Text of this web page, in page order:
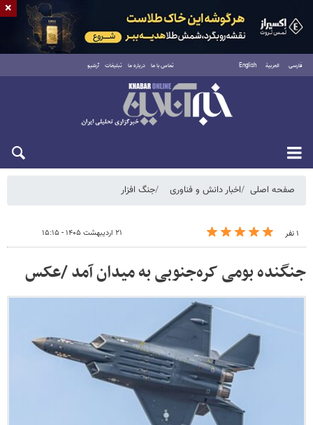
فارسی العربية English تماس با ما درباره ما تبلیغات آرشیو
جمعه ۱۶ مرداد ۱۴۰۵
صفحه اصلی اخبار دانش و فناوری جنگ افزار
۱ نفر ۲۱ اردیبهشت ۱۴۰۵ - ۱۵:۱۵
جنگنده بومی کره‌جنوبی به میدان آمد /عکس
×